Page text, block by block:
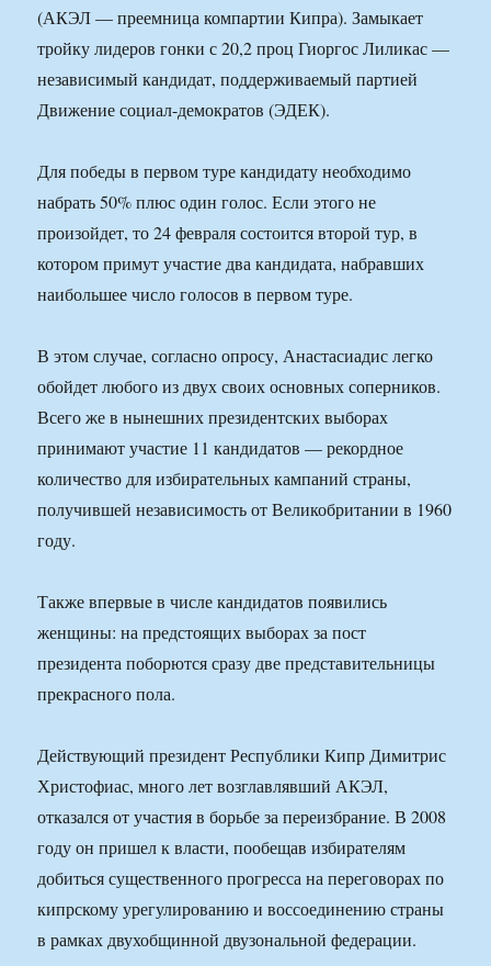
(АКЭЛ — преемница компартии Кипра). Замыкает
тройку лидеров гонки с 20,2 проц Гиоргос Лиликас —
независимый кандидат, поддерживаемый партией
Движение социал-демократов (ЭДЕК).
Для победы в первом туре кандидату необходимо
набрать 50% плюс один голос. Если этого не
произойдет, то 24 февраля состоится второй тур, в
котором примут участие два кандидата, набравших
наибольшее число голосов в первом туре.
В этом случае, согласно опросу, Анастасиадис легко
обойдет любого из двух своих основных соперников.
Всего же в нынешних президентских выборах
принимают участие 11 кандидатов — рекордное
количество для избирательных кампаний страны,
получившей независимость от Великобритании в 1960
году.
Также впервые в числе кандидатов появились
женщины: на предстоящих выборах за пост
президента поборются сразу две представительницы
прекрасного пола.
Действующий президент Республики Кипр Димитрис
Христофиас, много лет возглавлявший АКЭЛ,
отказался от участия в борьбе за переизбрание. В 2008
году он пришел к власти, пообещав избирателям
добиться существенного прогресса на переговорах по
кипрскому урегулированию и воссоединению страны
в рамках двухобщинной двузональной федерации.